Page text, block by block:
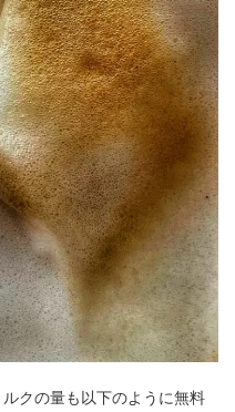
クの量も以下のように無料